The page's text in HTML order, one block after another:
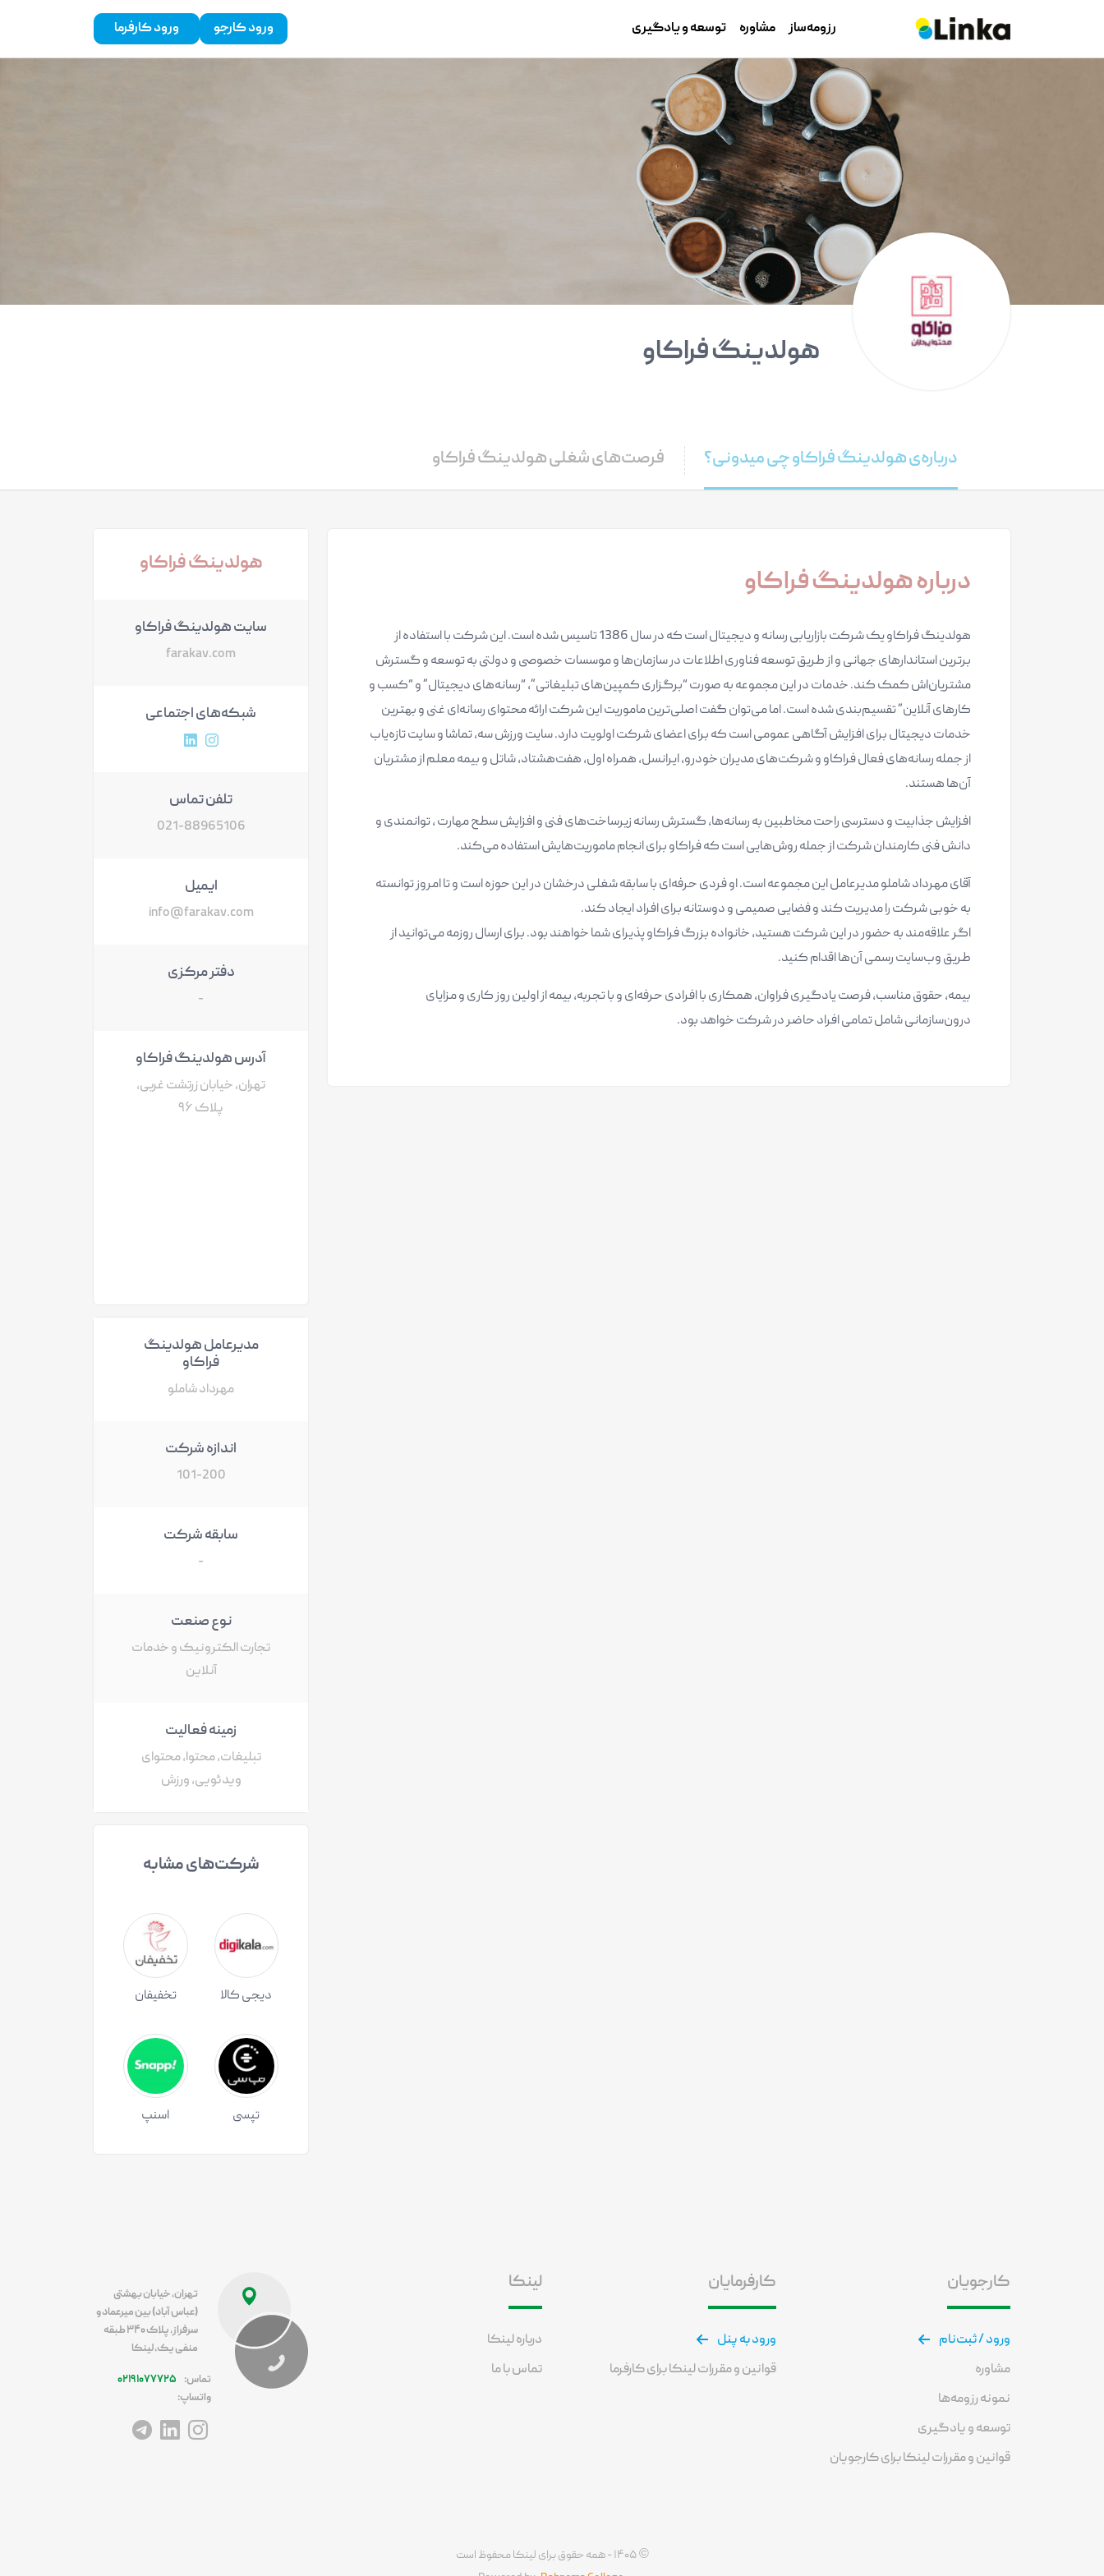
رزومه‌ساز مشاوره توسعه و یادگیری ورود کارجو ورود کارفرما
هولدینگ فراکاو
درباره‌ی هولدینگ فراکاو چی میدونی؟ فرصت‌های شغلی هولدینگ فراکاو
درباره هولدینگ فراکاو
هولدینگ فراکاو یک شرکت بازاریابی رسانه و دیجیتال است که در سال 1386 تاسیس شده است. این شرکت با استفاده از
برترین استاندارهای جهانی و از طریق توسعه فناوری اطلاعات در سازمان‌ها و موسسات خصوصی و دولتی به توسعه و گسترش
مشتریان‌اش کمک کند. خدمات در این مجموعه به صورت “برگزاری کمپین‌های تبلیغاتی”، “رسانه‌های دیجیتال” و “کسب و
کارهای آنلاین” تقسیم‌بندی شده است. اما می‌توان گفت اصلی‌ترین ماموریت این شرکت ارائه محتوای رسانه‌ای غنی و بهترین
خدمات دیجیتال برای افزایش آگاهی عمومی است که برای اعضای شرکت اولویت دارد. سایت ورزش سه، تماشا و سایت تازه‌یاب
از جمله رسانه‌های فعال فراکاو و شرکت‌های مدیران خودرو، ایرانسل، همراه اول، هفت‌هشتاد، شاتل و بیمه معلم از مشتریان
آن‌ها هستند.
افزایش جذابیت و دسترسی راحت مخاطبین به رسانه‌ها، گسترش رسانه زیرساخت‌های فنی و افزایش سطح مهارت ، توانمندی و
دانش فنی کارمندان شرکت از جمله روش‌هایی است که فراکاو برای انجام ماموریت‌هایش استفاده می‌کند.
آقای مهرداد شاملو مدیرعامل این مجموعه است. او فردی حرفه‌ای با سابقه شغلی درخشان در این حوزه است و تا امروز توانسته
به خوبی شرکت را مدیریت کند و فضایی صمیمی و دوستانه برای افراد ایجاد کند.
اگر علاقه‌مند به حضور در این شرکت هستید، خانواده بزرگ فراکاو پذیرای شما خواهند بود. برای ارسال روزمه می‌توانید از
طریق وب‌سایت رسمی آن‌ها اقدام کنید.
بیمه، حقوق مناسب، فرصت یادگیری فراوان، همکاری با افرادی حرفه‌ای و با تجربه، بیمه از اولین روز کاری و مزایای
درون‌سازمانی شامل تمامی افراد حاضر در شرکت خواهد بود.
هولدینگ فراکاو
سایت هولدینگ فراکاو
farakav.com
شبکه‌های اجتماعی
آدرس پروفایل اینستاگرام
آدرس پروفایل لینکداین
تلفن تماس
021-88965106
ایمیل
info@farakav.com
دفتر مرکزی
-
آدرس هولدینگ فراکاو
تهران، خیابان زرتشت غربی،
پلاک ۹۶
مدیرعامل هولدینگ
فراکاو
مهرداد شاملو
اندازه شرکت
101-200
سابقه شرکت
-
نوع صنعت
تجارت الکترونیک و خدمات
آنلاین
زمینه فعالیت
تبلیغات، محتوا، محتوای
ویدئویی، ورزش
شرکت‌های مشابه
دیجی کالا تخفیفان
تپسی اسنپ
کارجویان
ورود / ثبت‌نام
مشاوره
نمونه رزومه‌ها
توسعه و یادگیری
قوانین و مقررات لینکا برای کارجویان
کارفرمایان
ورود به پنل
قوانین و مقررات لینکا برای کارفرما
لینکا
درباره لینکا
تماس با ما
تهران، خیابان بهشتی
(عباس آباد) بین میرعماد و
سرفراز، پلاک ۳۴۰ طبقه
منفی یک، لینکا
تماس:
۰۲۱۹۱۰۷۷۷۲۵
واتساپ:
آدرس اینستاگرام
آدرس لینکداین
آدرس تلگرام
©۱۴۰۵ - همه حقوق برای لینکا محفوظ است